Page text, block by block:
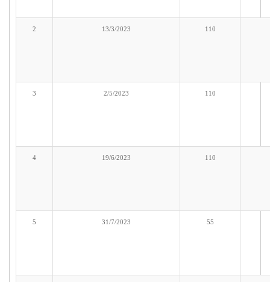
2 13/3/2023 110
3 2/5/2023 110
4 19/6/2023 110
5 31/7/2023 55